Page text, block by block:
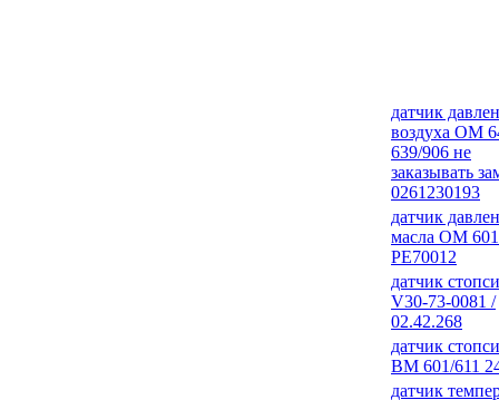
датчик
воздуха ОМ
639/906 не
заказывать
0261230193
датчик
масла ОМ
PE70012
датчик
V30-73-0081 /
02.42.268
датчик
ВМ 601/611
датчик